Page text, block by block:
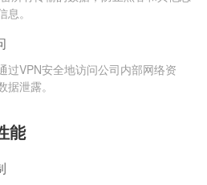
。
过VPN安全地访问公司内部网络资
泄露。
能